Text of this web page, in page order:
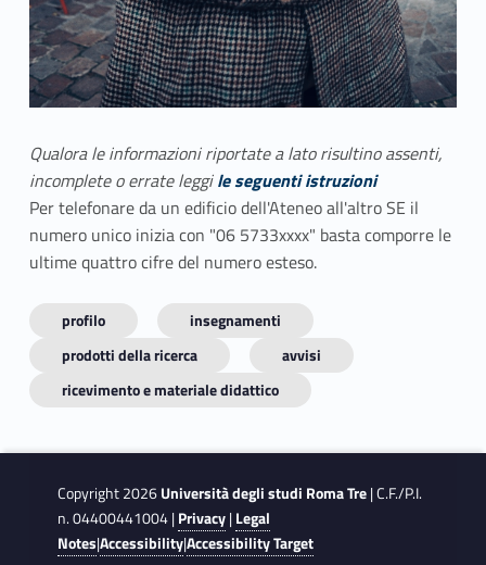
Qualora le informazioni riportate a lato risultino assenti,
incomplete o errate leggile seguenti istruzioni
Per telefonare da un edificio dell'Ateneo all'altro SE il
numero unico inizia con "06 5733xxxx" basta comporre le
ultime quattro cifre del numero esteso.
profilo
insegnamenti
prodotti della ricerca
avvisi
ricevimento e materiale didattico
Copyright 2026Università degli studi Roma Tre| C.F./P.I.
n. 04400441004 |Privacy|Legal
Notes|Accessibility|Accessibility Target